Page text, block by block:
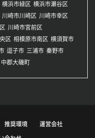
横浜市緑区 横浜市瀬谷区
川崎市川崎区 川崎市幸区
川崎市宮前区
区 相模原市南区 横須賀市
逗子市 三浦市 秦野市
中郡大磯町
推奨環境 運営会社